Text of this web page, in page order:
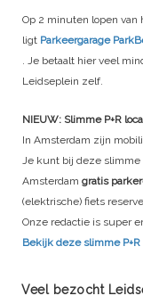
Op 2 minuten lopen van
ligt Parkeergarage
. Je betaalt hier veel
Leidseplein zelf.
NIEUW: Slimme P+R
In Amsterdam zijn
Je kunt bij deze slimme
Amsterdam gratis
(elektrische) fiets
Onze redactie is super
Bekijk deze slimme P+R
Veel bezocht